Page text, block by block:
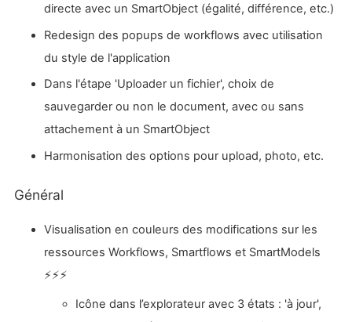
directe avec un SmartObject (égalité, différence, etc.)
Redesign des popups de workflows avec utilisation
du style de l'application
Dans l'étape 'Uploader un fichier', choix de
sauvegarder ou non le document, avec ou sans
attachement à un SmartObject
Harmonisation des options pour upload, photo, etc.
Général
Visualisation en couleurs des modifications sur les
ressources Workflows, Smartflows et SmartModels
⚡⚡⚡
Icône dans l’explorateur avec 3 états : 'à jour',